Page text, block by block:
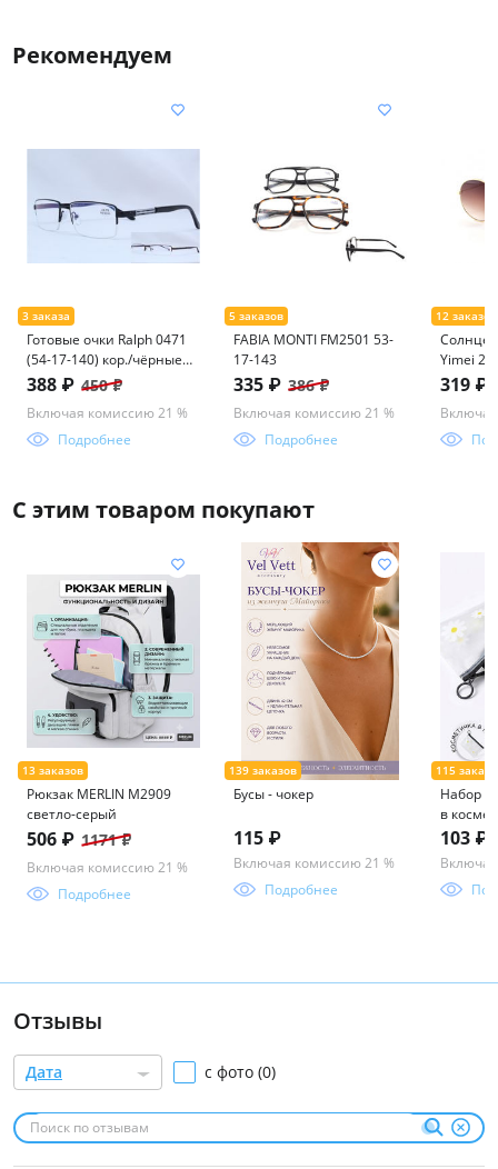
Рекомендуем
Готовые очки Ralph 0471
(54-17-140) кор./чёрные
(антиблик)
388 ₽ 450 ₽
Включая комиссию 21 %
Подробнее
FABIA MONTI FM2501 53-
17-143
335 ₽ 386 ₽
Включая комиссию 21 %
Подробнее
Yimei
319 ₽
С этим товаром покупают
Рюкзак MERLIN M2909
светло-серый
506 ₽ 1171 ₽
Включая комиссию 21 %
Подробнее
Бусы - чокер
115 ₽
Включая комиссию 21 %
Подробнее
Набор
в
103 ₽
Отзывы
Дата с фото (0)